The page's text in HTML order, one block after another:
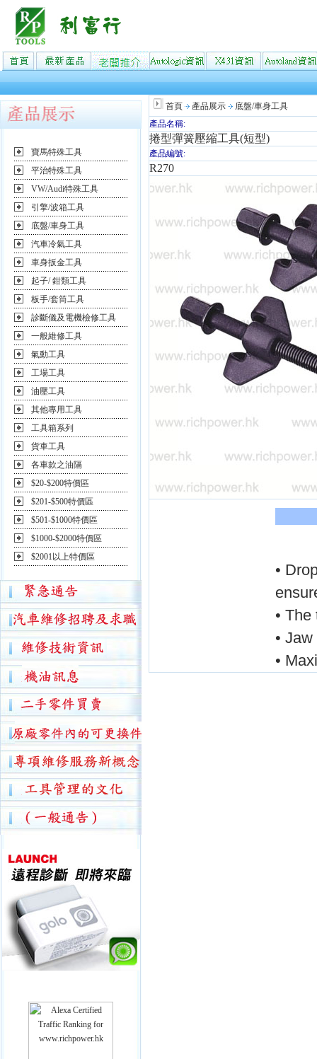
寶馬特殊工具
平治特殊工具
VW/Audi特殊工具
引擎/波箱工具
底盤/車身工具
汽車冷氣工具
車身扳金工具
起子/ 鉗類工具
板手/套筒工具
診斷儀及電機檢修工具
一般維修工具
氣動工具
工場工具
油壓工具
其他專用工具
工具箱系列
貨車工具
各車款之油隔
$20-$200特價區
$201-$500特價區
$501-$1000特價區
$1000-$2000特價區
$2001以上特價區
首頁 產品展示
底盤/車身工具
產品名稱:
捲型彈簧壓縮工具(短型)
產品編號:
R270
•
•
•
•